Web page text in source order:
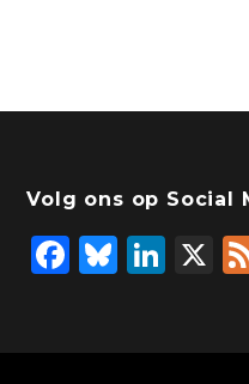
Volg ons op Social
F
Bl
Li
X